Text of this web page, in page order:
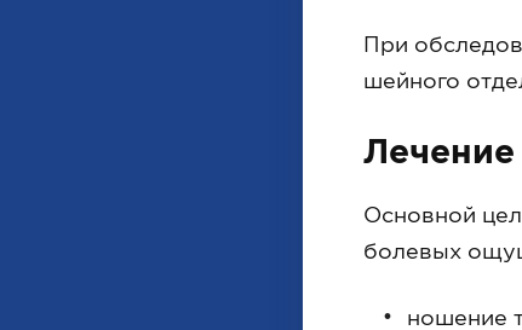
При
шейного
Лечение
Основной
болевых
ношение